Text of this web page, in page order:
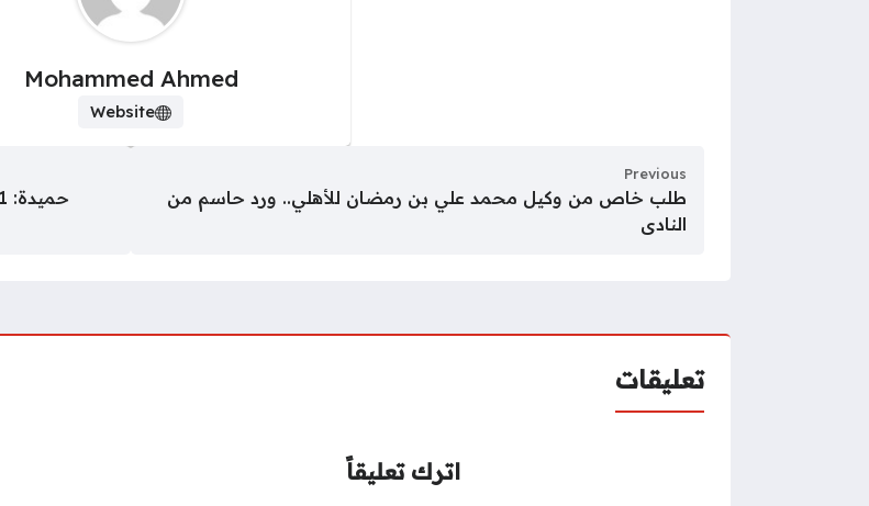
Mohammed Ahmed
Website
Previous
طلب خاص من وكيل محمد علي بن رمضان للأهلي.. ورد حاسم من
النادى
تعليقات
اترك تعليقاً